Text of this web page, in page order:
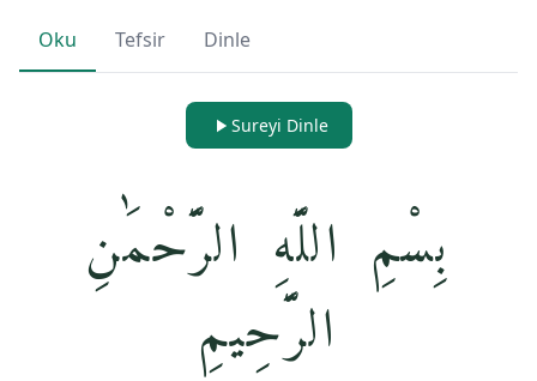
Oku Tefsir Dinle
Sureyi Dinle
بِسْمِ اللَّهِ الرَّحْمَٰنِ
الرَّحِيمِ